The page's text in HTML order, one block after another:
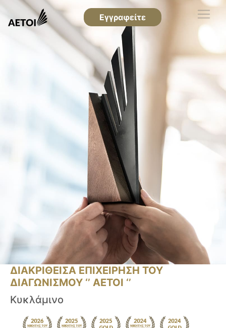
Εγγραφείτε
ΔΙΑΚΡΙΘΕΙΣΑ ΕΠΙΧΕΙΡΗΣΗ ΤΟΥ
ΔΙΑΓΩΝΙΣΜΟΥ ‘’ ΑΕΤΟΙ ‘’
Κυκλάμινο